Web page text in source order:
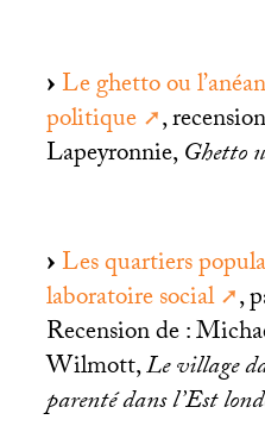
Le ghetto ou
politique
,
Lapeyronnie,Ghetto
Les quartiers
laboratoire social
,
Recension de :
Wilmott,Le village
parenté dans l’Est